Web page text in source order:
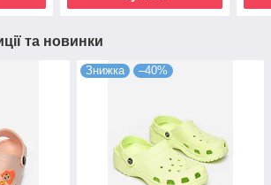
та новинки
Знижка –40%